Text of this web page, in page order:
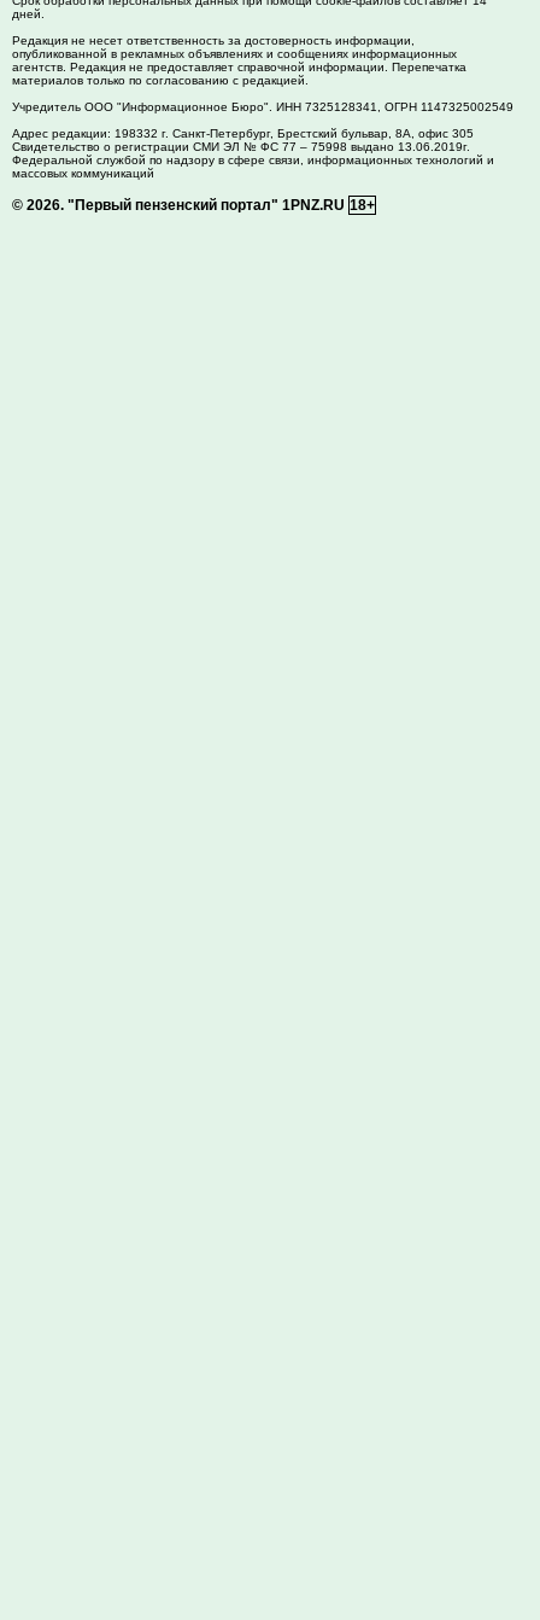
дней.
Редакция не несет ответственность за достоверность информации,
опубликованной в рекламных объявлениях и сообщениях информационных
агентств. Редакция не предоставляет справочной информации. Перепечатка
материалов только по согласованию с редакцией.
Учредитель ООО "Информационное Бюро". ИНН 7325128341, ОГРН 1147325002549
Адрес редакции: 198332 г. Санкт-Петербург, Брестский бульвар, 8А, офис 305
Свидетельство о регистрации СМИ ЭЛ № ФС 77 – 75998 выдано 13.06.2019г.
Федеральной службой по надзору в сфере связи, информационных технологий и
массовых коммуникаций
© 2026. "Первый пензенский портал" 1PNZ.RU 18+